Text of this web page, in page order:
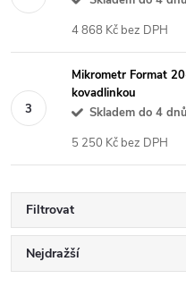
4 868 Kč bez DPH
Mikrometr Format
kovadlinkou
Skladem do 4 dnů
5 250 Kč bez DPH
Filtrovat
Ř
Nejdražší